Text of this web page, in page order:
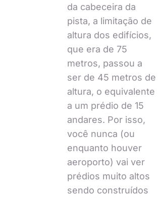
da cabeceira da
pista, a limitação de
altura dos edifícios,
que era de 75
metros, passou a
ser de 45 metros de
altura, o equivalente
a um prédio de 15
andares. Por isso,
você nunca (ou
enquanto houver
aeroporto) vai ver
prédios muito altos
sendo construídos